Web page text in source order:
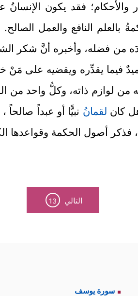
والأحكام؛ فقد يكون الإنسانُ
بالعلم النافع والعمل
من فضله، وأخبره أنَّ شكر
فيما يقدِّره ويقضيه على مَنْ
لوازم ذاته، وكلُّ واحد من
كان لقمان نبيًّا أو عبداً
أصول الحكمة وقواعدها
التالي 13
سورة يوسف